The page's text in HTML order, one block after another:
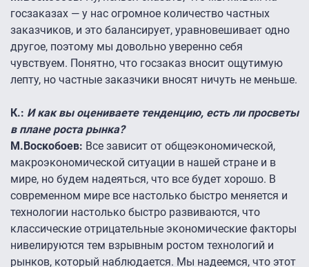
госзаказах — у нас огромное количество частных
заказчиков, и это балансирует, уравновешивает одно
другое, поэтому мы довольно уверенно себя
чувствуем. Понятно, что госзаказ вносит ощутимую
лепту, но частные заказчики вносят ничуть не меньше.
К.: И как вы оцениваете тенденцию, есть ли просветы
в плане роста рынка?
М.Воскобоев: Все зависит от общеэкономической,
макроэкономической ситуации в нашей стране и в
мире, но будем надеяться, что все будет хорошо. В
современном мире все настолько быстро меняется и
технологии настолько быстро развиваются, что
классические отрицательные экономические факторы
нивелируются тем взрывным ростом технологий и
рынков, который наблюдается. Мы надеемся, что этот